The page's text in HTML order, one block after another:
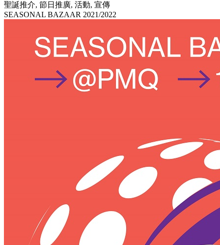
聖誕推介, 節日推廣, 活動, 宣傳
SEASONAL BAZAAR 2021/2022